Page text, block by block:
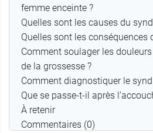
femme enceinte ?
Quelles sont les causes du
Quelles sont les conséquences
Comment soulager les
de la grossesse ?
Comment diagnostiquer le
Que se passe-t-il après
À retenir
Commentaires (0)